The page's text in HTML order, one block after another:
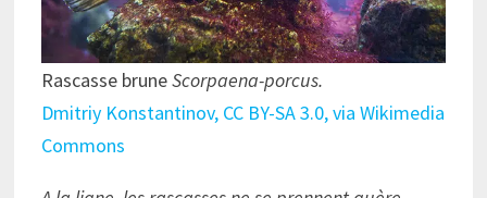
Rascasse bruneScorpaena-porcus.
Dmitriy Konstantinov, CC BY-SA 3.0, via Wikimedia
Commons